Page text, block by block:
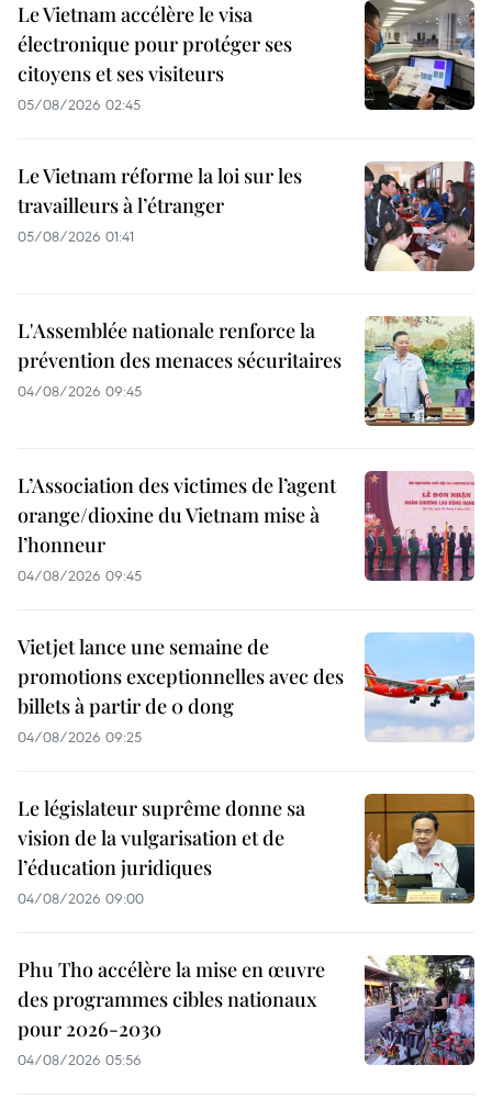
Le Vietnam accélère le visa
électronique pour protéger ses
citoyens et ses visiteurs
05/08/2026 02:45
Le Vietnam réforme la loi sur les
travailleurs à l’étranger
05/08/2026 01:41
L'Assemblée nationale renforce la
prévention des menaces sécuritaires
04/08/2026 09:45
L’Association des victimes de l’agent
orange/dioxine du Vietnam mise à
l’honneur
04/08/2026 09:45
Vietjet lance une semaine de
promotions exceptionnelles avec des
billets à partir de 0 dong
04/08/2026 09:25
Le législateur suprême donne sa
vision de la vulgarisation et de
l’éducation juridiques
04/08/2026 09:00
Phu Tho accélère la mise en œuvre
des programmes cibles nationaux
pour 2026-2030
04/08/2026 05:56